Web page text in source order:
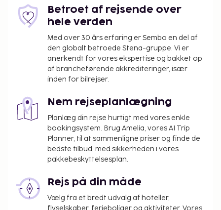
Betroet af rejsende over
hele verden
Med over 30 års erfaring er Sembo en del af
den globalt betroede Stena-gruppe. Vi er
anerkendt for vores ekspertise og bakket op
af brancheførende akkrediteringer, især
inden for bilrejser.
Nem rejseplanlægning
Planlæg din rejse hurtigt med vores enkle
bookingsystem. Brug Amelia, vores AI Trip
Planner, til at sammenligne priser og finde de
bedste tilbud, med sikkerheden i vores
pakkebeskyttelsesplan.
Rejs på din måde
Vælg fra et bredt udvalg af hoteller,
flyselskaber, ferieboliger og aktiviteter. Vores